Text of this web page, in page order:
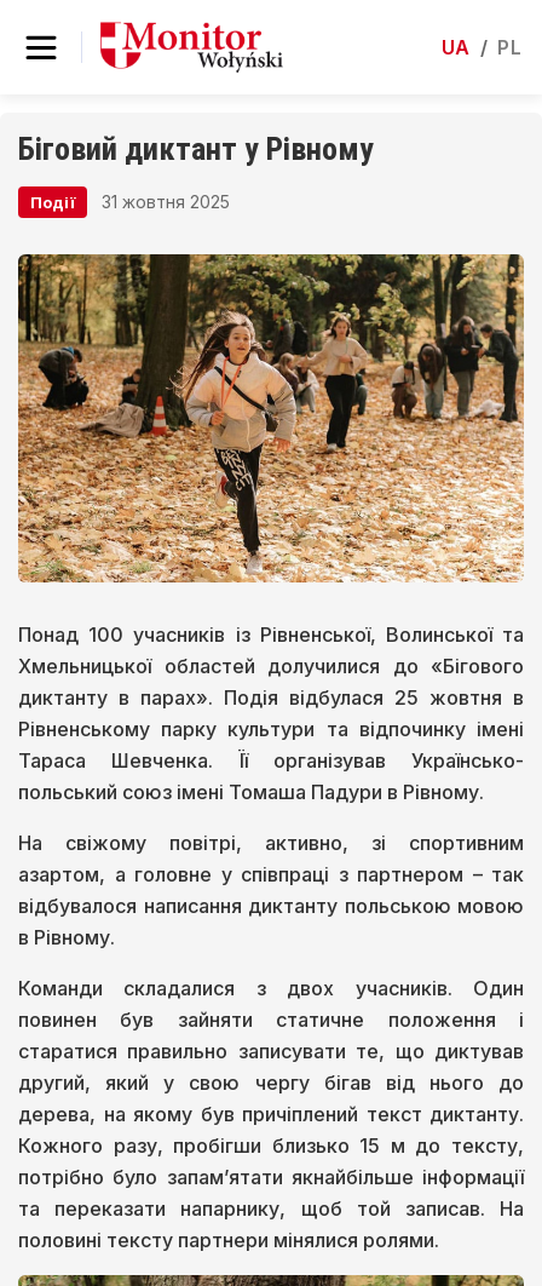
UA / PL
Біговий диктант у Рівному
Події 31 жовтня 2025
Понад 100 учасників із Рівненської, Волинської та
Хмельницької областей долучилися до «Бігового
диктанту в парах». Подія відбулася 25 жовтня в
Рівненському парку культури та відпочинку імені
Тараса Шевченка. Її організував Українсько-
польський союз імені Томаша Падури в Рівному.
На свіжому повітрі, активно, зі спортивним
азартом, а головне у співпраці з партнером – так
відбувалося написання диктанту польською мовою
в Рівному.
Команди складалися з двох учасників. Один
повинен був зайняти статичне положення і
старатися правильно записувати те, що диктував
другий, який у свою чергу бігав від нього до
дерева, на якому був причіплений текст диктанту.
Кожного разу, пробігши близько 15 м до тексту,
потрібно було запам’ятати якнайбільше інформації
та переказати напарнику, щоб той записав. На
половині тексту партнери мінялися ролями.